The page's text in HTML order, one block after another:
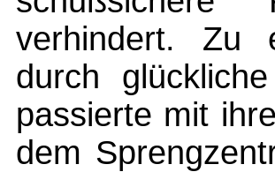
verhindert. Zu
durch
passierte mit
dem